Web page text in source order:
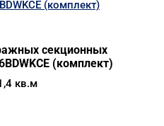
секционных
(комплект)
кв.м